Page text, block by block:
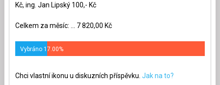
Kč, ing. Jan Lipský 100,- Kč
Celkem za měsíc: ... 7 820,00 Kč
Vybráno 17.00%
Chci vlastní ikonu u diskuzních příspěvku. Jak na to?